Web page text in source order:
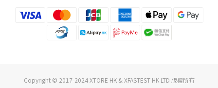
Copyright © 2017-2024 XTORE HK & XFASTEST HK LTD 版權所有